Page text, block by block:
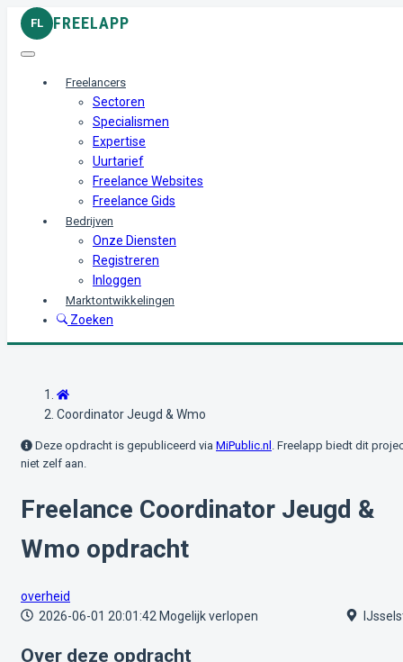
FL FREELAPP
Freelancers
Sectoren
Specialismen
Expertise
Uurtarief
Freelance Websites
Freelance Gids
Bedrijven
Onze Diensten
Registreren
Inloggen
Marktontwikkelingen
Zoeken
Coordinator Jeugd & Wmo
Deze opdracht is gepubliceerd via MiPublic.nl . Freelapp biedt dit
niet zelf aan.
Freelance Coordinator Jeugd &
Wmo opdracht
overheid
2026-06-01 20:01:42 Mogelijk verlopen
Over deze opdracht